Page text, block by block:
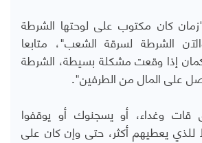
كان مكتوب على لوحتها الشرطة
الشرطة لسرقة الشعب"، متابعا
إذا وقعت مشكلة بسيطة، الشرطة
على المال من الطرفين".
قات وغداء، أو يسجنوك أو يوقفوا
يعطيهم أكثر، حتى وإن كان على